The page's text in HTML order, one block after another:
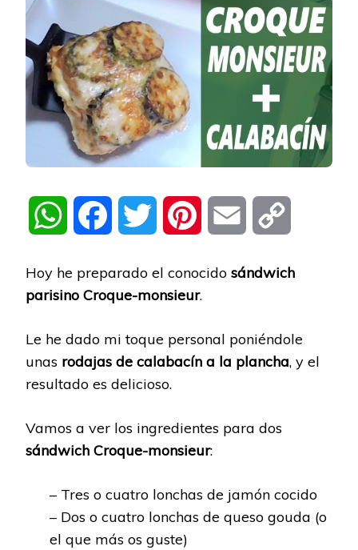
WhatsAppFacebook Twitter Pinterest Email
Hoy he preparado el conocido sándwich
parisino Croque-monsieur.
Le he dado mi toque personal poniéndole
unas rodajas de calabacín a la plancha, y el
resultado es delicioso.
Vamos a ver los ingredientes para dos
sándwich Croque-monsieur:
– Tres o cuatro lonchas de jamón cocido
– Dos o cuatro lonchas de queso gouda (o
el que más os guste)